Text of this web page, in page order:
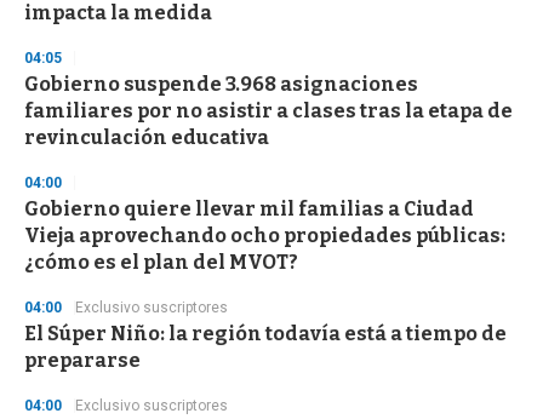
impacta la medida
04:05
Gobierno suspende 3.968 asignaciones
familiares por no asistir a clases tras la etapa de
revinculación educativa
04:00
Gobierno quiere llevar mil familias a Ciudad
Vieja aprovechando ocho propiedades públicas:
¿cómo es el plan del MVOT?
04:00 Exclusivo suscriptores
El Súper Niño: la región todavía está a tiempo de
prepararse
04:00 Exclusivo suscriptores